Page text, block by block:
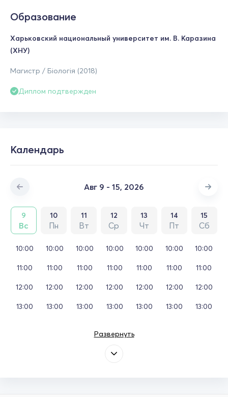
Образование
Харьковский национальный университет им. В. Каразина
(ХНУ)
Магистр / Біологія (2018)
Диплом подтвержден
Календарь
Авг 9 - 15, 2026
9
Вс
10
Пн
11
Вт
12
Ср
13
Чт
14
Пт
15
Сб
10:00
11:00
12:00
13:00
10:00
11:00
12:00
13:00
10:00
11:00
12:00
13:00
10:00
11:00
12:00
13:00
10:00
11:00
12:00
13:00
10:00
11:00
12:00
13:00
10:00
11:00
12:00
13:00
Развернуть